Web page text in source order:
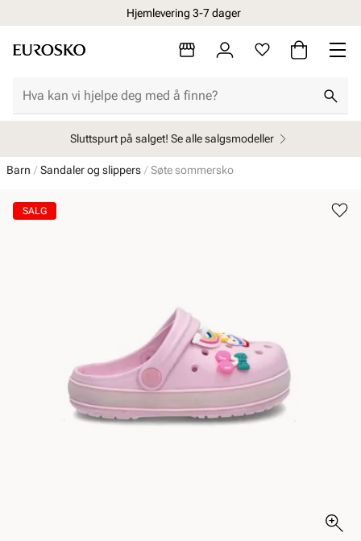
Hjemlevering 3-7 dager
Sluttspurt på salget! Se alle salgsmodeller
Barn Sandaler og slippers Søte sommersko
SALG